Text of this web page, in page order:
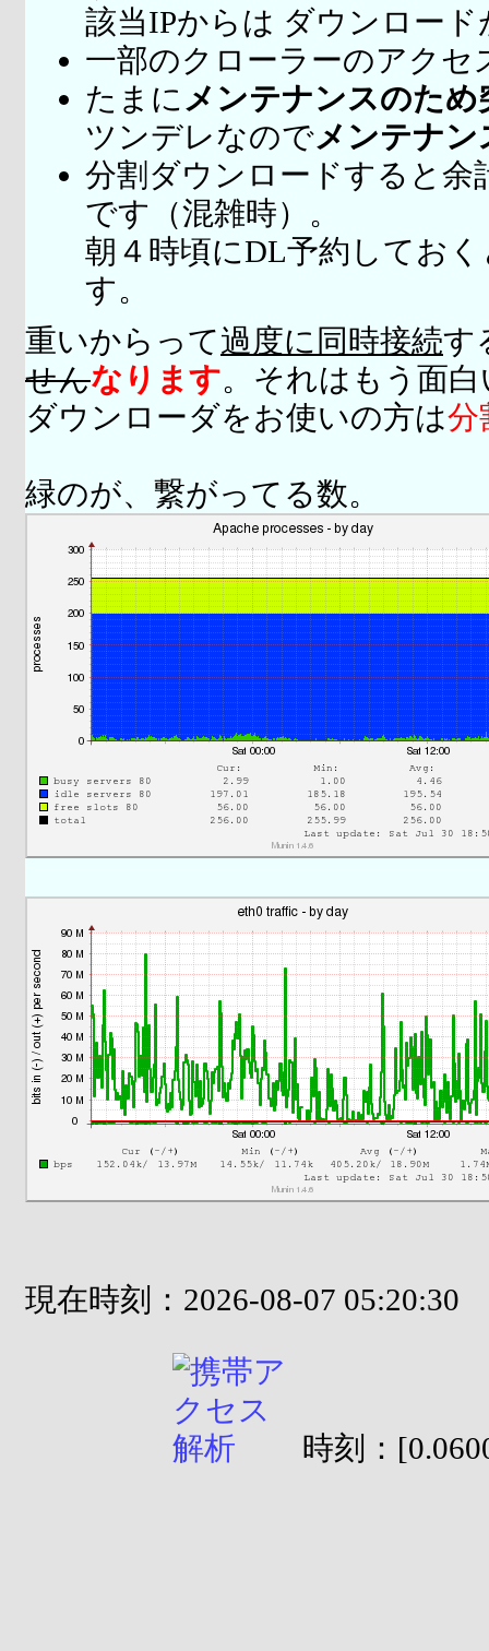
該当IPからは ダウンロー
一部のクローラーのアクセ
たまに メンテナンスのため
ツンデレなのでメンテナ
分割ダウンロードすると余
です（混雑時）。
朝４時頃にDL予約してお
す。
重いからって過度に同時接続す
せんなります。それはもう面
ダウンローダをお使いの方は分
緑のが、繋がってる数。
現在時刻：2026-08-07 05:20:30
時刻：